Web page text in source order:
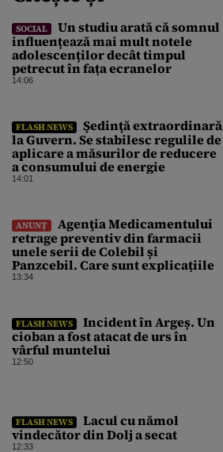
SOCIAL
Un studiu arată că somnul
influențează mai mult notele
adolescenților decât timpul
petrecut în fața ecranelor
14:06
FLASH NEWS
Şedinţă extraordinară
la Guvern. Se stabilesc regulile de
aplicare a măsurilor de reducere
a consumului de energie
14:01
ANUNȚ
Agenţia Medicamentului
retrage preventiv din farmacii
unele serii de Colebil și
Panzcebil. Care sunt explicațiile
13:34
FLASH NEWS
Incident în Argeș. Un
cioban a fost atacat de urs în
vârful muntelui
12:50
FLASH NEWS
Lacul cu nămol
vindecător din Dolj a secat
12:33